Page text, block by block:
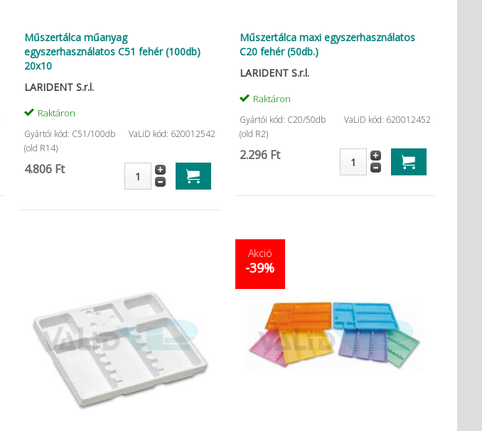
Műszertálca műanyag
egyszerhasználatos C51 fehér (100db)
20x10
LARIDENT S.r.l.
Raktáron
Gyártói kód: C51/100db
(old R14)
VaLiD kód: 620012542
4.806 Ft
Műszertálca maxi egyszerhasználatos
C20 fehér (50db.)
LARIDENT S.r.l.
Raktáron
Gyártói kód: C20/50db
(old R2)
VaLiD kód: 620012452
2.296 Ft
Akció
-39%